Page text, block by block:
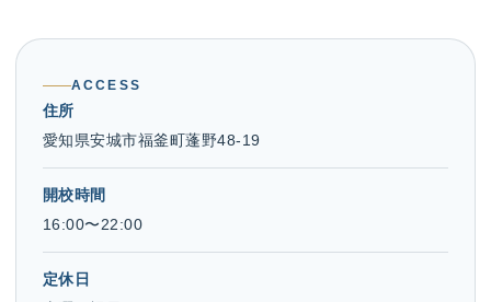
ACCESS
住所
愛知県安城市福釜町蓬野48-19
開校時間
16:00〜22:00
定休日